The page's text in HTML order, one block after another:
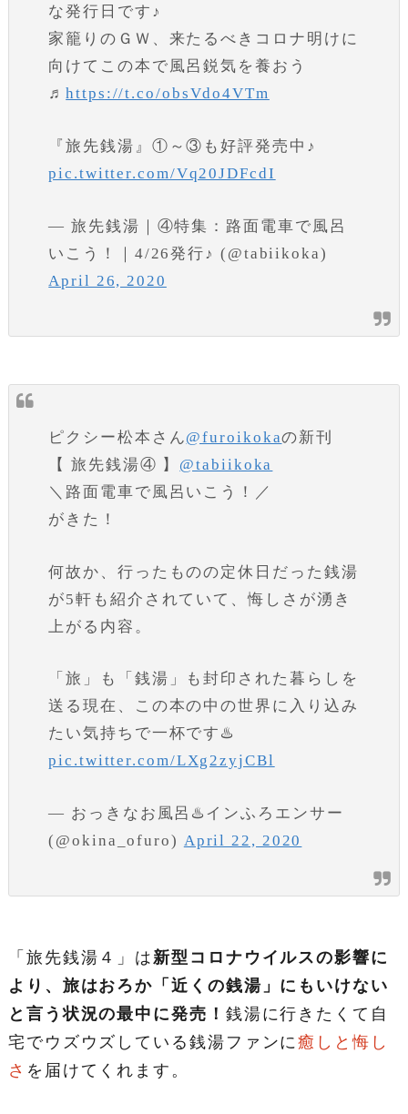
な発行日です♪
家籠りのＧＷ、来たるべきコロナ明けに
向けてこの本で風呂鋭気を養おう
♬https://t.co/obsVdo4VTm
『旅先銭湯』①～③も好評発売中♪
pic.twitter.com/Vq20JDFcdI
— 旅先銭湯｜④特集：路面電車で風呂
いこう！｜4/26発行♪ (@tabiikoka)
April 26, 2020
ピクシー松本さん@furoikokaの新刊
【 旅先銭湯④ 】 @tabiikoka
＼路面電車で風呂いこう！／
がきた！
何故か、行ったものの定休日だった銭湯
が5軒も紹介されていて、悔しさが湧き
上がる内容。
「旅」も「銭湯」も封印された暮らしを
送る現在、この本の中の世界に入り込み
たい気持ちで一杯です♨️
pic.twitter.com/LXg2zyjCBl
— おっきなお風呂♨️インふろエンサー
(@okina_ofuro) April 22, 2020
「旅先銭湯４」は新型コロナウイルスの影響に
より、旅はおろか「近くの銭湯」にもいけない
と言う状況の最中に発売！ 銭湯に行きたくて自
宅でウズウズしている銭湯ファンに癒しと悔し
さ を届けてくれます。